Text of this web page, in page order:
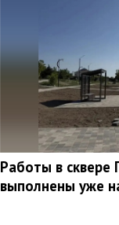
Работы в сквере
выполнены уже